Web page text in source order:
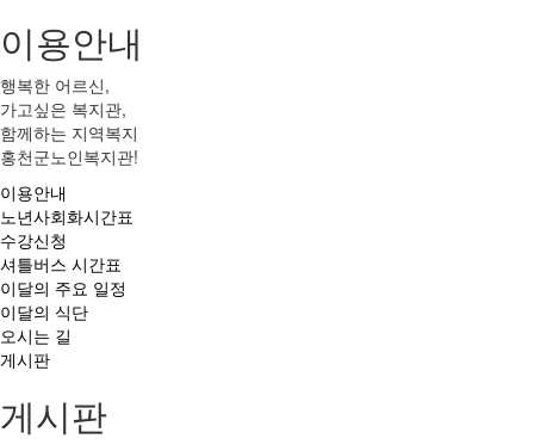
이용안내
행복한 어르신,
가고싶은 복지관,
함께하는 지역복지
홍천군노인복지관!
이용안내
노년사회화시간표
수강신청
셔틀버스 시간표
이달의 주요 일정
이달의 식단
오시는 길
게시판
게시판